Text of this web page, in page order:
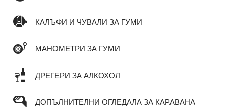
КАЛЪФИ И ЧУВАЛИ ЗА ГУМИ
МАНОМЕТРИ ЗА ГУМИ
ДРЕГЕРИ ЗА АЛКОХОЛ
ДОПЪЛНИТЕЛНИ ОГЛЕДАЛА ЗА КАРАВАНА